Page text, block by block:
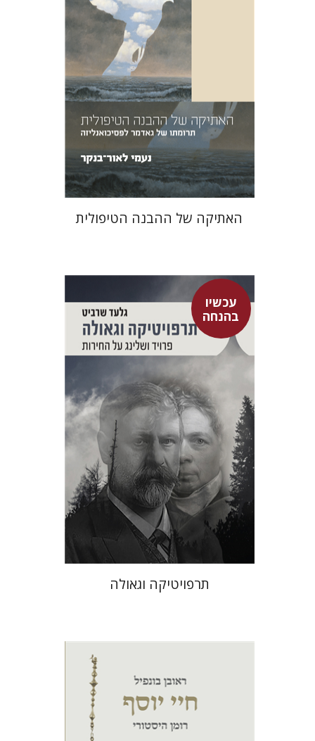
הנחת אתר ספר מודפס
$32
$29
האתיקה של ההבנה הטיפולית
עכשיו
בהנחהגלעד שרביט
עכשיו בהנחה
$35
$26
תרפויטיקה וגאולה
ראובן בונפיל